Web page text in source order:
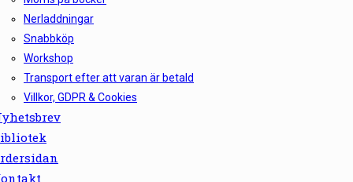
Nerladdningar
Snabbköp
Workshop
Transport efter att varan är betald
Villkor, GDPR & Cookies